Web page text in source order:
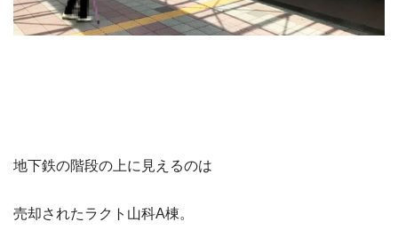
地下鉄の階段の上に見えるのは
売却されたラクト山科A棟。